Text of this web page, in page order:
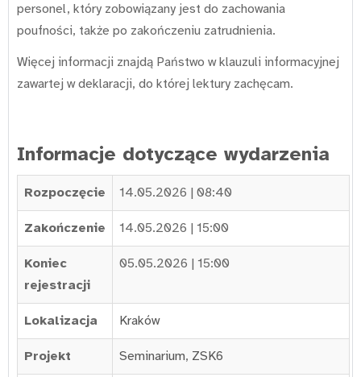
personel, który zobowiązany jest do zachowania
poufności, także po zakończeniu zatrudnienia.
Więcej informacji znajdą Państwo w klauzuli informacyjnej
zawartej w deklaracji, do której lektury zachęcam.
Informacje dotyczące wydarzenia
Rozpoczęcie 14.05.2026 | 08:40
Zakończenie 14.05.2026 | 15:00
Koniec
rejestracji
05.05.2026 | 15:00
Lokalizacja Kraków
Projekt Seminarium, ZSK6